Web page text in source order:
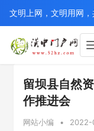
文明上网，文明用网，
留坝县自然
作推进会
网站小编 •